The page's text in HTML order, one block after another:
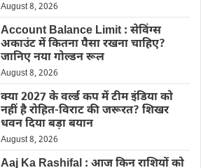
August 8, 2026
Account Balance Limit : सेविंग्स
अकाउंट में कितना पैसा रखना चाहिए?
जानिए नया गोल्डन रूल
August 8, 2026
क्या 2027 के वर्ल्ड कप में टीम इंडिया को
नहीं है रोहित-विराट की जरूरत? शिखर
धवन दिया बड़ा बयान
August 8, 2026
Aaj Ka Rashifal : आज किन राशियों को